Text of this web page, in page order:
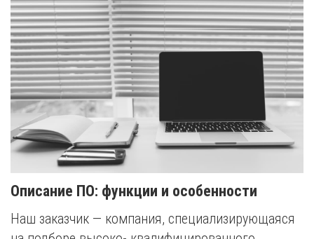
Описание ПО: функции и особенности
Наш заказчик — компания, специализирующаяся